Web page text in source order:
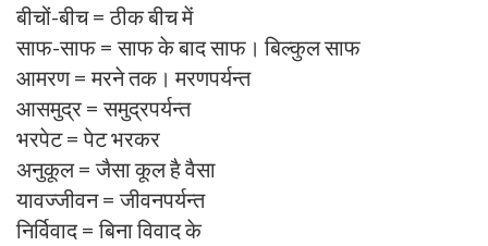
बीचों-बीच = ठीक बीच में
साफ-साफ = साफ के बाद साफ। बिल्कुल साफ
आमरण = मरने तक। मरणपर्यन्त
आसमुद्र = समुद्रपर्यन्त
भरपेट = पेट भरकर
अनुकूल = जैसा कूल है वैसा
यावज्जीवन = जीवनपर्यन्त
निर्विवाद = बिना विवाद के